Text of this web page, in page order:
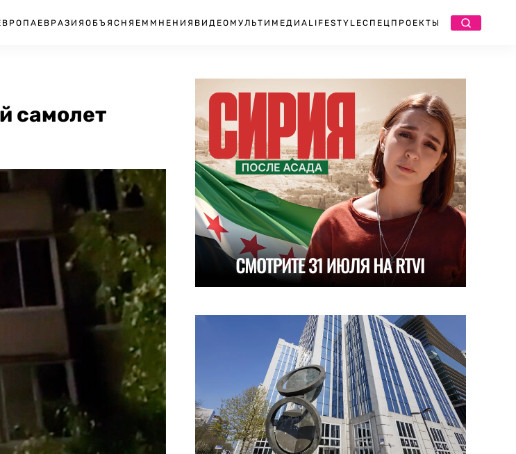
ЕВРАЗИЯ ОБЪЯСНЯЕМ МНЕНИЯ ВИДЕО МУЛЬТИМЕДИА LIFESTYLEСПЕЦПРОЕКТЫ
самолет